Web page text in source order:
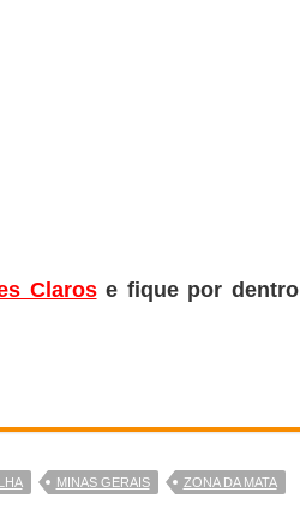
Clarose fique por dentro
MINAS GERAIS ZONA DA MATA